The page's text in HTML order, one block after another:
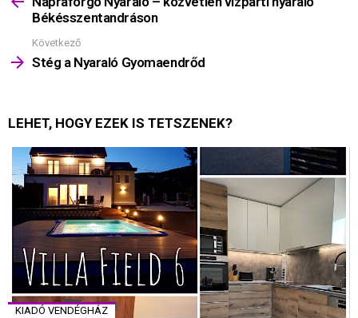
Békésszentandráson
Következő
Stég a Nyaraló Gyomaendrőd
LEHET, HOGY EZEK IS TETSZENEK?
KIADÓ VENDÉGHÁZ